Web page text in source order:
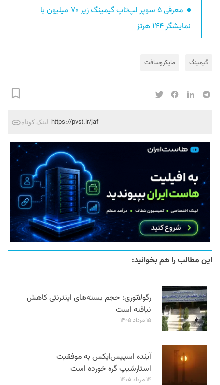
معرفی ۵ سوپر لپ‌تاپ گیمینگ زیر ۷۰ میلیون با
نمایشگر ۱۴۴ هرتز
گیمینگ مایکروسافت
لینک کوتاه https://pvst.ir/jaf
این مطالب را هم بخوانید:
رگولاتوری: حجم بسته‌های اینترنتی کاهش
نیافته است
۱۵ مرداد ۱۴۰۵
آینده اسپیس‌ایکس به موفقیت
استارشیپ گره خورده است
۱۴ مرداد ۱۴۰۵